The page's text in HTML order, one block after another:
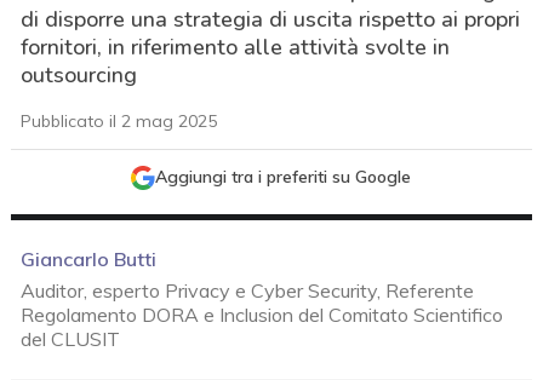
di disporre una strategia di uscita rispetto ai propri
fornitori, in riferimento alle attività svolte in
outsourcing
Pubblicato il 2 mag 2025
Aggiungi tra i preferiti su Google
Giancarlo Butti
Auditor, esperto Privacy e Cyber Security, Referente
Regolamento DORA e Inclusion del Comitato Scientifico
del CLUSIT